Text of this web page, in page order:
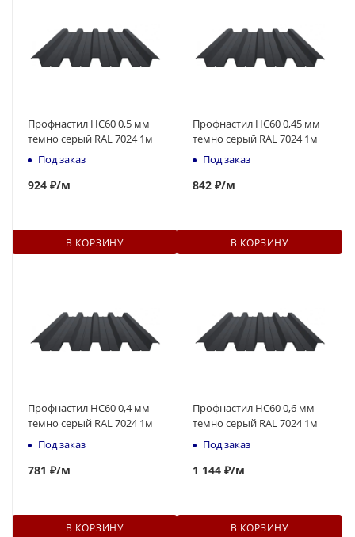
Профнастил НС60 0,5 мм
темно серый RAL 7024 1м
Под заказ
924 ₽/м
В КОРЗИНУ
Профнастил НС60 0,45 мм
темно серый RAL 7024 1м
Под заказ
842 ₽/м
В КОРЗИНУ
Профнастил НС60 0,4 мм
темно серый RAL 7024 1м
Под заказ
781 ₽/м
В КОРЗИНУ
Профнастил НС60 0,6 мм
темно серый RAL 7024 1м
Под заказ
1 144 ₽/м
В КОРЗИНУ